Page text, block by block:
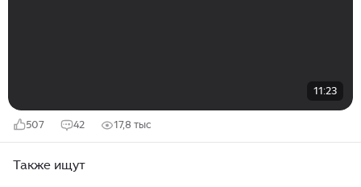
11:23
507 42 17,8 тыс
Также ищут